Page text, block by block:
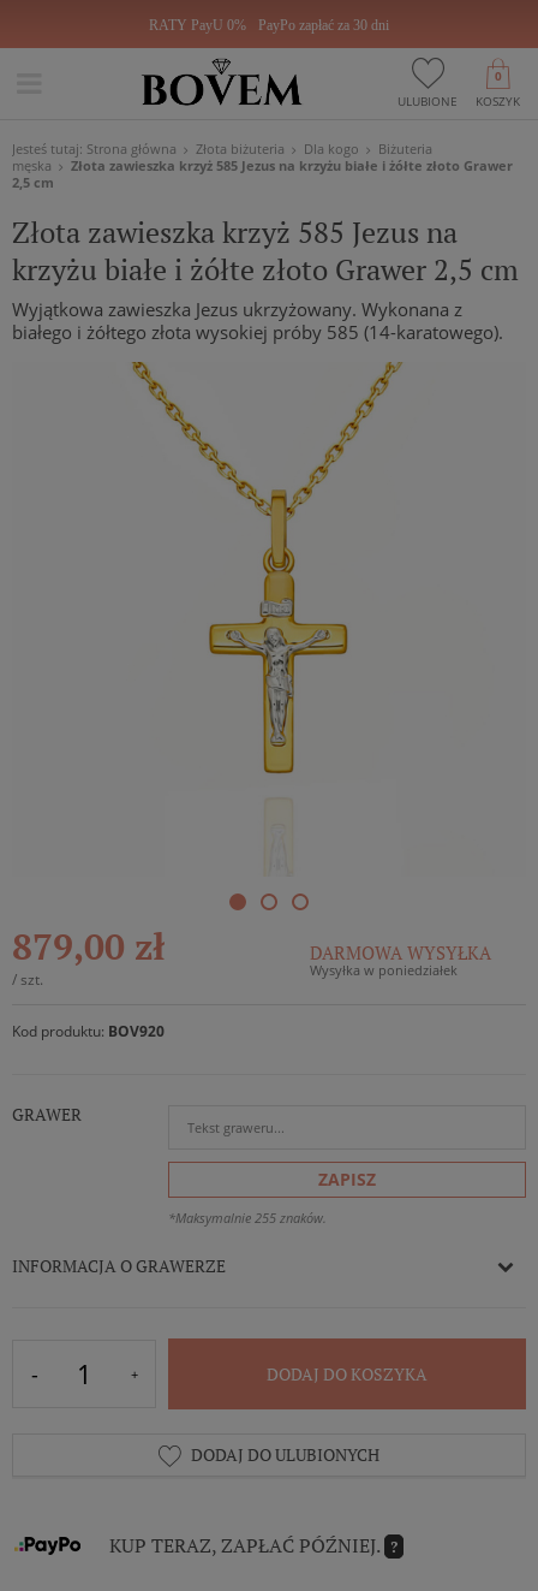
RATY PayU 0% PayPo zapłać za 30 dni
ULUBIONE KOSZYK
0
Jesteś tutaj: Strona główna Złota biżuteria Dla kogo
Biżuteria
męska
Złota zawieszka krzyż 585 Jezus na krzyżu białe i żółte złoto Grawer
2,5 cm
Złota zawieszka krzyż 585 Jezus na
krzyżu białe i żółte złoto Grawer 2,5 cm
Wyjątkowa zawieszka Jezus ukrzyżowany. Wykonana z
białego i żółtego złota wysokiej próby 585 (14-karatowego).
879,00 zł
/ szt.
DARMOWA WYSYŁKA
Wysyłka w poniedziałek
Kod produktu: BOV920
GRAWER
ZAPISZ
*Maksymalnie 255 znaków.
INFORMACJA O GRAWERZE
DODAJ DO KOSZYKA
DODAJ DO ULUBIONYCH
KUP TERAZ, ZAPŁAĆ PÓŹNIEJ. ?